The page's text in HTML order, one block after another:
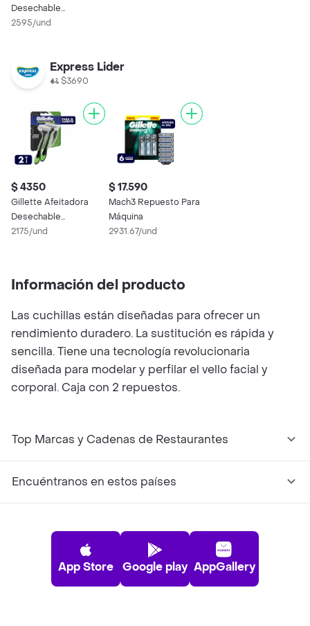
Desechable
Bodysense
2595/und
Express Lider
$3690
$ 4350
Gillette Afeitadora
Desechable
Bodysense
2175/und
$ 17.590
Mach3 Repuesto Para
Máquina
2931.67/und
Información del producto
Las cuchillas están diseñadas para ofrecer un
rendimiento duradero. La sustitución es rápida y
sencilla. Tiene una tecnología revolucionaria
diseñada para modelar y perfilar el vello facial y
corporal. Caja con 2 repuestos.
Top Marcas y Cadenas de Restaurantes
Encuéntranos en estos países
App Store Google play AppGallery